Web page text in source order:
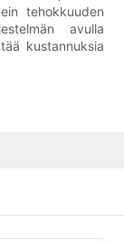
tehokkuuden
avulla
kustannuksia